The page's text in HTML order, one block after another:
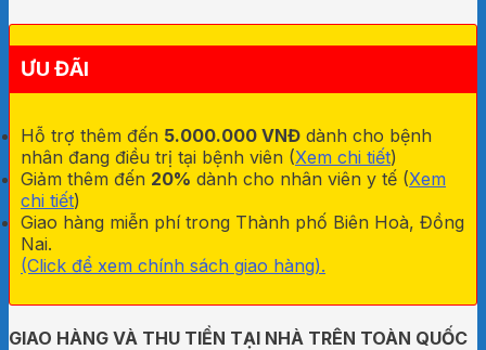
ƯU ĐÃI
Hỗ trợ thêm đến 5.000.000 VNĐ dành cho bệnh
nhân đang điều trị tại bệnh viên (Xem chi tiết)
Giảm thêm đến 20% dành cho nhân viên y tế (Xem
chi tiết)
Giao hàng miễn phí trong Thành phố Biên Hoà, Đồng
Nai.
(Click để xem chính sách giao hàng).
GIAO HÀNG VÀ THU TIỀN TẠI NHÀ TRÊN TOÀN QUỐC